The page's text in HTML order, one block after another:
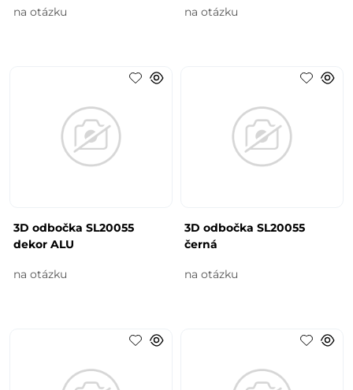
na otázku na otázku
3D odbočka SL20055
dekor ALU
na otázku
3D odbočka SL20055
černá
na otázku